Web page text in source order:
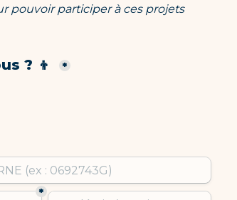
pouvoir participer à ces projets
? 👦 *
*